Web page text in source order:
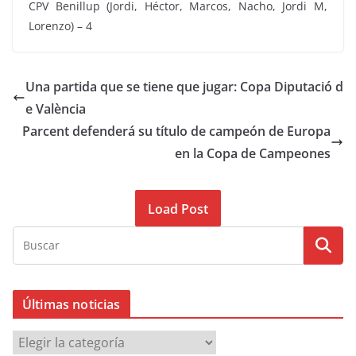
CPV Benillup (Jordi, Héctor, Marcos, Nacho, Jordi M,
Lorenzo) – 4
Una partida que se tiene que jugar: Copa Diputació d
e València
Parcent defenderá su título de campeón de Europa
en la Copa de Campeones
Load Post
Últimas noticias
Ú